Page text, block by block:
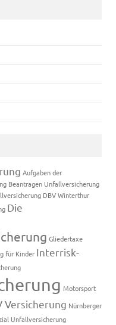
Aufgaben der
Beantragen Unfallversicherung
DBV Winterthur
Die
Gliedertaxe
für Kinder Interrisk-
Motorsport
Versicherung Nürnberger
Unfallversicherung